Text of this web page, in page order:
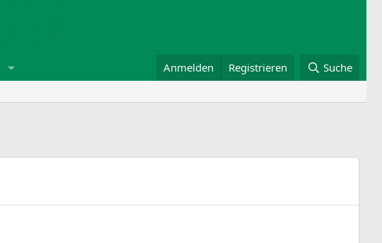
Anmelden Registrieren Suche